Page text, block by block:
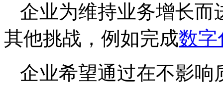
企业为维持业务增长而
其他挑战，例如完成数字
企业希望通过在不影响